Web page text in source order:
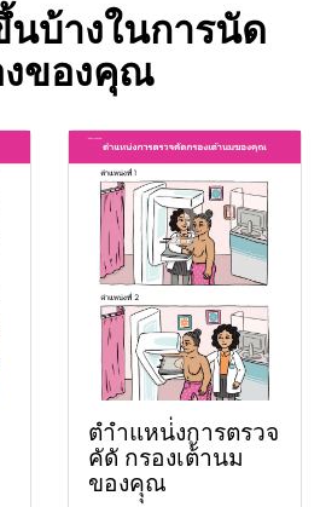
นบ้างในการนัด
ของคุณ
ตำำแหน่่งการตรวจ
คัดั กรองเต้้านม
ของคุุณ